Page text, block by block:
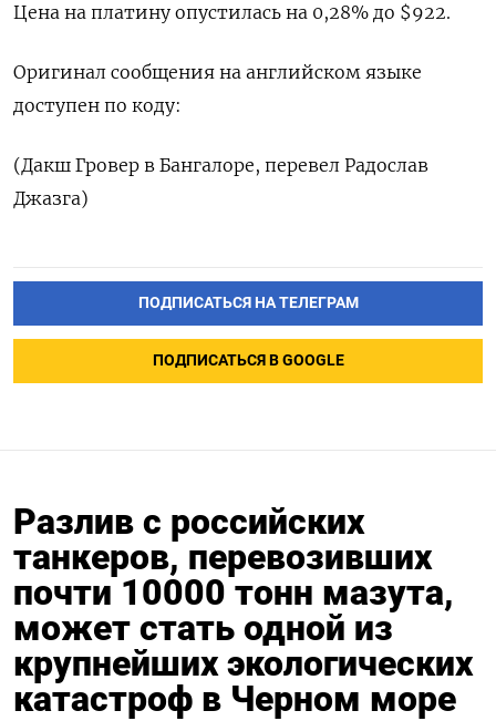
Цена на платину опустилась на 0,28% до $922.
Оригинал сообщения на английском языке
доступен по коду:
(Дакш Гровер в Бангалоре, перевел Радослав
Джазга)
ПОДПИСАТЬСЯ НА ТЕЛЕГРАМ
ПОДПИСАТЬСЯ В GOOGLE
Разлив с российских
танкеров, перевозивших
почти 10000 тонн мазута,
может стать одной из
крупнейших экологических
катастроф в Черном море